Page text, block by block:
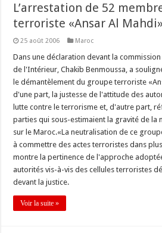
L’arrestation de 52
terroriste «Ansar Al Mahdi»
25 août 2006 Maroc
Dans une déclaration devant la
de l'Intérieur, Chakib Benmoussa, a
le démantèlement du groupe terroriste
d'une part, la justesse de l'attitude des
lutte contre le terrorisme et, d'autre part,
parties qui sous-estimaient la gravité de la
sur le Maroc.«La neutralisation de ce
à commettre des actes terroristes dans
montre la pertinence de l'approche
autorités vis-à-vis des cellules terroristes
devant la justice.
Voir la suite »